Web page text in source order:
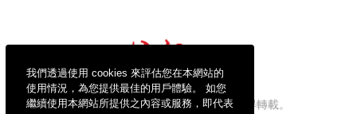
我們透過使用 cookies 來評估您在本網站的
使用情況，為您提供最佳的用戶體驗。 如您
繼續使用本網站所提供之內容或服務，即代表
信報財經新聞有限公司版權所有，不得轉載。